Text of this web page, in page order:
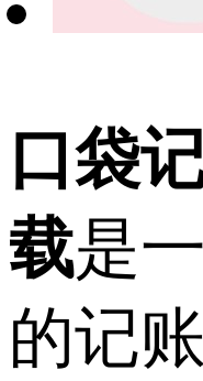
口袋
载是
的记